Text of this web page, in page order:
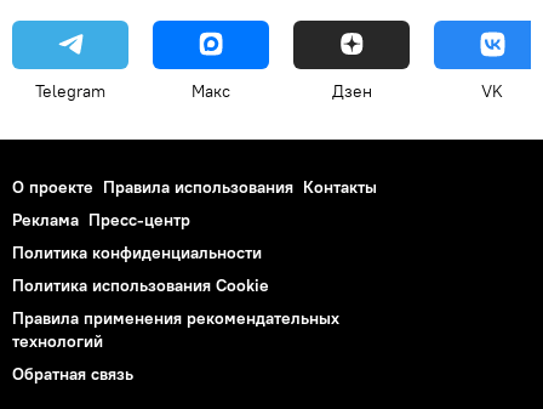
Telegram Макс Дзен VK
О проекте Правила использования Контакты
Реклама Пресс-центр
Политика конфиденциальности
Политика использования Cookie
Правила применения рекомендательных
технологий
Обратная связь